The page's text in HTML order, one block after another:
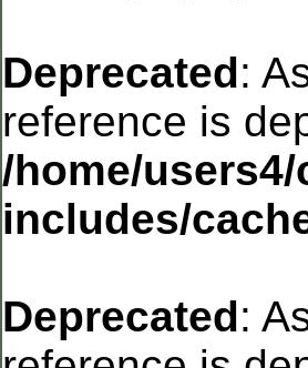
Deprecated:
reference is
/home/
includes/
Deprecated: